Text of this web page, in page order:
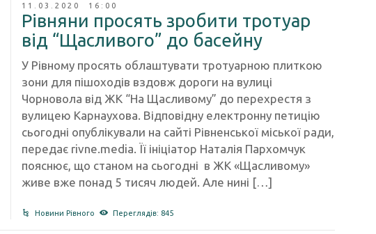
11.03.2020 16:00
Рівняни просять зробити тротуар
від “Щасливого” до басейну
У Рівному просять облаштувати тротуарною плиткою
зони для пішоходів вздовж дороги на вулиці
Чорновола від ЖК “На Щасливому” до перехрестя з
вулицею Карнаухова. Відповідну електронну петицію
сьогодні опублікували на сайті Рівненської міської ради,
передає rivne.media. Її ініціатор Наталія Пархомчук
пояснює, що станом на сьогодні в ЖК «Щасливому»
живе вже понад 5 тисяч людей. Але нині […]
Новини Рівного Переглядів: 845